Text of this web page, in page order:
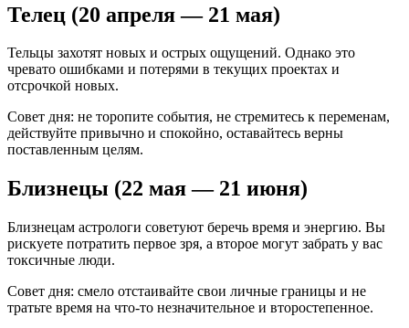
Телец (20 апреля — 21 мая)
Тельцы захотят новых и острых ощущений. Однако это
чревато ошибками и потерями в текущих проектах и
отсрочкой новых.
Совет дня: не торопите события, не стремитесь к переменам,
действуйте привычно и спокойно, оставайтесь верны
поставленным целям.
Близнецы (22 мая — 21 июня)
Близнецам астрологи советуют беречь время и энергию. Вы
рискуете потратить первое зря, а второе могут забрать у вас
токсичные люди.
Совет дня: смело отстаивайте свои личные границы и не
тратьте время на что-то незначительное и второстепенное.